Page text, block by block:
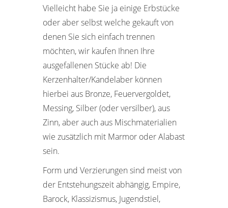
Vielleicht habe Sie ja einige Erbstücke
oder aber selbst welche gekauft von
denen Sie sich einfach trennen
möchten, wir kaufen Ihnen Ihre
ausgefallenen Stücke ab! Die
Kerzenhalter/Kandelaber können
hierbei aus Bronze, Feuervergoldet,
Messing, Silber (oder versilber), aus
Zinn, aber auch aus Mischmaterialien
wie zusätzlich mit Marmor oder Alabast
sein.
Form und Verzierungen sind meist von
der Entstehungszeit abhängig, Empire,
Barock, Klassizismus, Jugendstiel,